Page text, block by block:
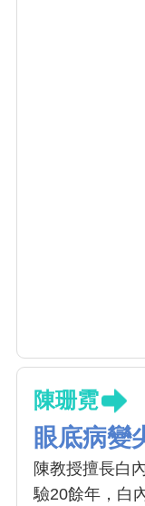
陳珊霓
眼底病變
陳教授擅長白
驗20餘年，白